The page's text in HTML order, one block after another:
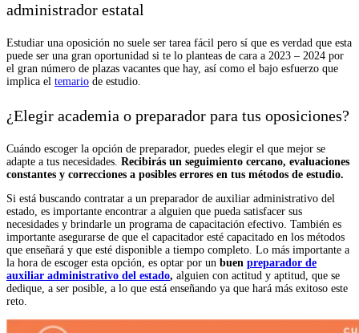
administrador estatal
Estudiar una oposición no suele ser tarea fácil pero sí que es verdad que esta
puede ser una gran oportunidad si te lo planteas de cara a 2023 – 2024 por
el gran número de plazas vacantes que hay, así como el bajo esfuerzo que
implica el temario de estudio.
¿Elegir academia o preparador para tus oposiciones?
Cuándo escoger la opción de preparador, puedes elegir el que mejor se
adapte a tus necesidades. Recibirás un seguimiento cercano, evaluaciones
constantes y correcciones a posibles errores en tus métodos de estudio.
Si está buscando contratar a un preparador de auxiliar administrativo del
estado, es importante encontrar a alguien que pueda satisfacer sus
necesidades y brindarle un programa de capacitación efectivo. También es
importante asegurarse de que el capacitador esté capacitado en los métodos
que enseñará y que esté disponible a tiempo completo. Lo más importante a
la hora de escoger esta opción, es optar por un buen preparador de
auxiliar administrativo del estado, alguien con actitud y aptitud, que se
dedique, a ser posible, a lo que está enseñando ya que hará más exitoso este
reto.